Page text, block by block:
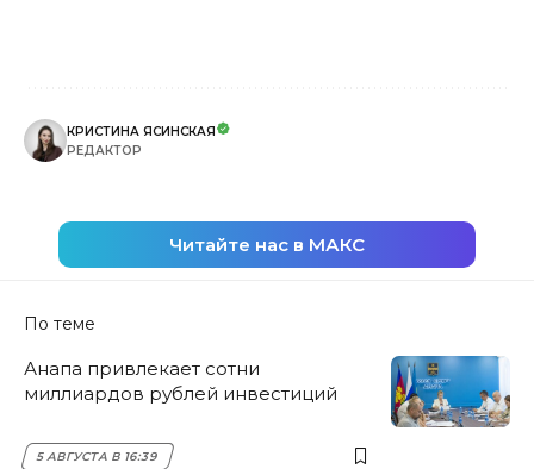
КРИСТИНА ЯСИНСКАЯ
РЕДАКТОР
Читайте нас в МАКС
По теме
Анапа привлекает сотни
миллиардов рублей инвестиций
5 АВГУСТА В 16:39